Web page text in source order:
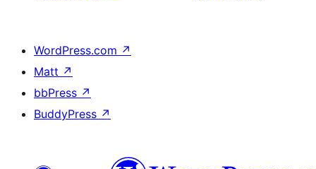
WordPress.com ↗
Matt ↗
bbPress ↗
BuddyPress ↗